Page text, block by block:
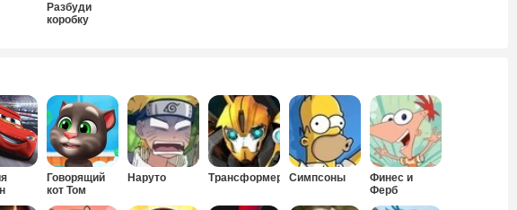
Разбуди
коробку
Говорящий
кот Том
Наруто ТрансформерыСимпсоны
Финес и
Ферб